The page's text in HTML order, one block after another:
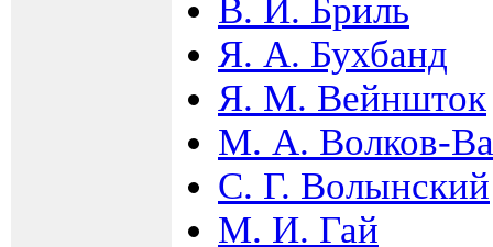
В. И. Бриль
Я. А. Бухбанд
Я. М. Вейншток
М. А. Волков-
С. Г. Волынский
М. И. Гай